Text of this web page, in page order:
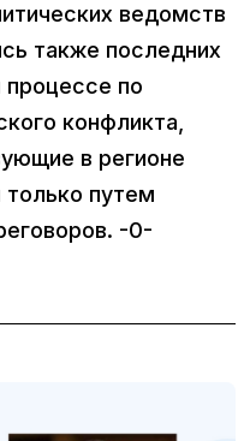
ведомств
также последних
процессе по
конфликта,
в регионе
путем
-0-